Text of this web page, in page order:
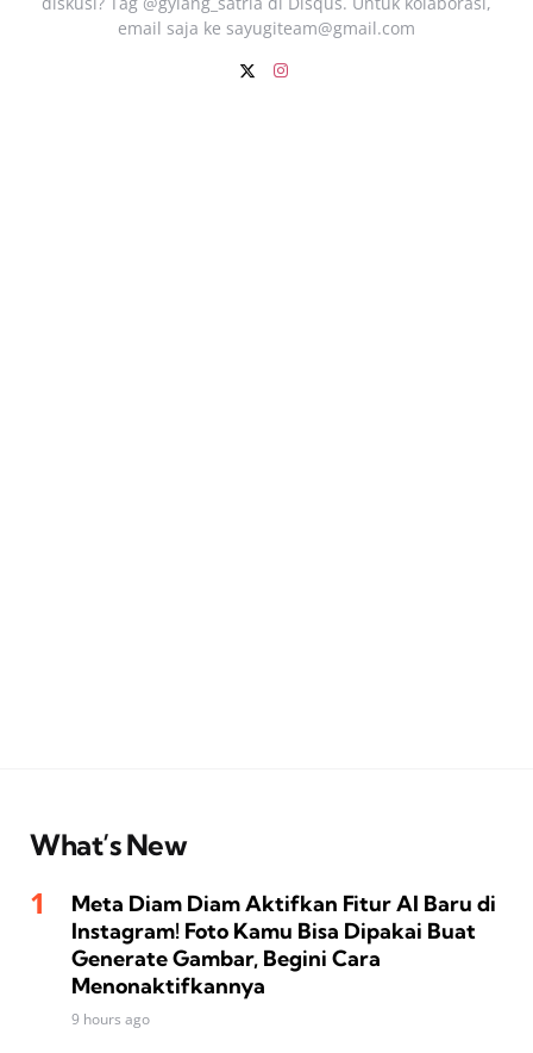
email saja ke sayugiteam@gmail.com
What’s New
Meta Diam Diam Aktifkan Fitur AI Baru di
Instagram! Foto Kamu Bisa Dipakai Buat
Generate Gambar, Begini Cara
Menonaktifkannya
9 hours ago